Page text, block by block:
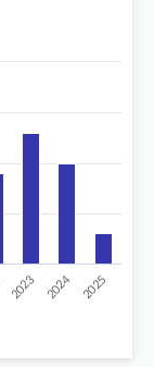
2023 2024 2025